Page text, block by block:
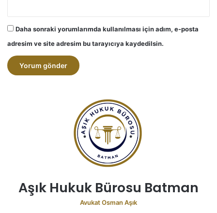
Daha sonraki yorumlarımda kullanılması için adım, e-posta
adresim ve site adresim bu tarayıcıya kaydedilsin.
Aşık Hukuk Bürosu Batman
Avukat Osman Aşık